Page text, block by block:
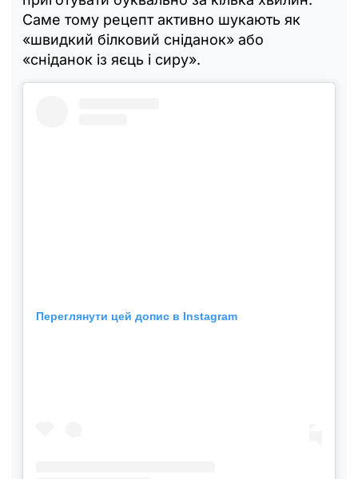
Саме тому рецепт активно шукають як
«швидкий білковий сніданок» або
«сніданок із яєць і сиру».
Переглянути цей допис в Instagram